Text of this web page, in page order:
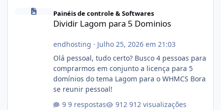
Painéis de controle & Softwares
Dividir Lagom para 5 Dominios
endhosting · Julho 25, 2026 em 21:03
Olá pessoal, tudo certo? Busco 4 pessoas para
comprarmos em conjunto a licença para 5
domínios do tema Lagom para o WHMCS Bora
se reunir pessoal!
9 respostas
912 visualizações